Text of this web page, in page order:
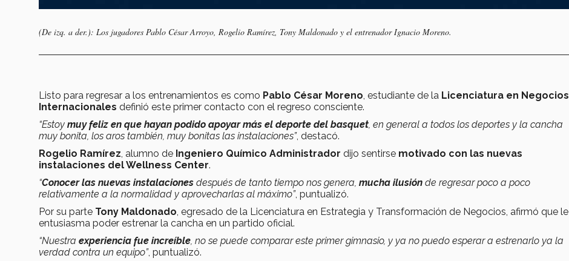
(De izq. a der.): Los jugadores Pablo César Arroyo, Rogelio Ramírez, Tony Maldonado y el entrenador Ignacio Moreno.
Listo para regresar a los entrenamientos es como Pablo César Moreno, estudiante de la Licenciatura en Negocios
Internacionales definió este primer contacto con el regreso consciente.
“Estoy muy feliz en que hayan podido apoyar más el deporte del basquet, en general a todos los deportes y la cancha
muy bonita, los aros también, muy bonitas las instalaciones”, destacó.
Rogelio Ramírez, alumno de Ingeniero Químico Administrador dijo sentirse motivado con las nuevas
instalaciones del Wellness Center.
“Conocer las nuevas instalaciones después de tanto tiempo nos genera, mucha ilusión de regresar poco a poco
relativamente a la normalidad y aprovecharlas al máximo”, puntualizó.
Por su parte Tony Maldonado, egresado de la Licenciatura en Estrategia y Transformación de Negocios, afirmó que le
entusiasma poder estrenar la cancha en un partido oficial.
“Nuestra experiencia fue increíble, no se puede comparar este primer gimnasio, y ya no puedo esperar a estrenarlo ya la
verdad contra un equipo”, puntualizó.